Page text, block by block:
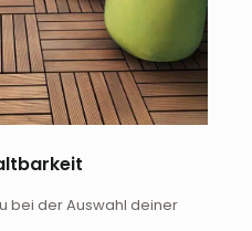
bei der Auswahl deiner